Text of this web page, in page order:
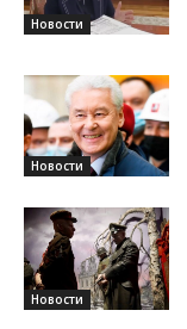
Новости
Новости
Новости